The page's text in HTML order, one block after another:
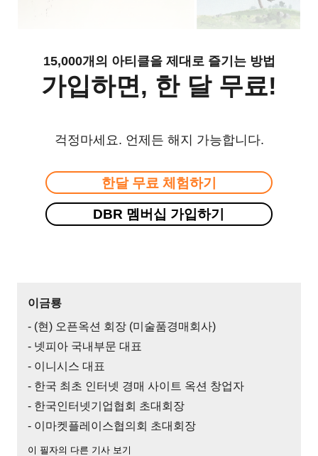
15,000개의 아티클을 제대로 즐기는 방법
가입하면, 한 달 무료!
걱정마세요. 언제든 해지 가능합니다.
한달 무료 체험하기
DBR 멤버십 가입하기
이금룡
- (현) 오픈옥션 회장 (미술품경매회사)
- 넷피아 국내부문 대표
- 이니시스 대표
- 한국 최초 인터넷 경매 사이트 옥션 창업자
- 한국인터넷기업협회 초대회장
- 이마켓플레이스협의회 초대회장
이 필자의 다른 기사 보기